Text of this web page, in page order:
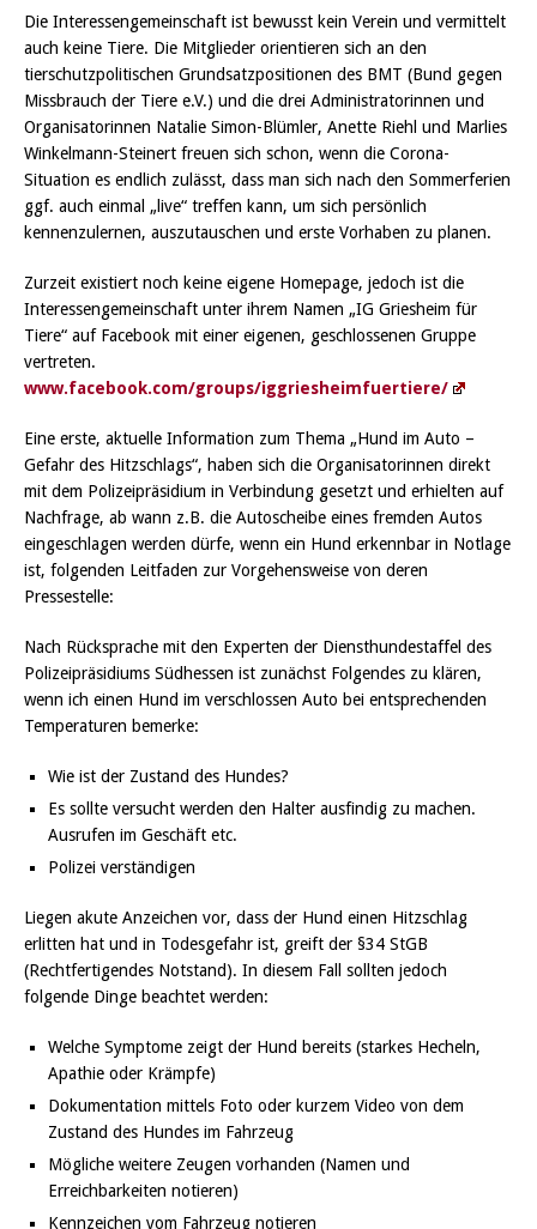
Die Interessengemeinschaft ist bewusst kein Verein und vermittelt
auch keine Tiere. Die Mitglieder orientieren sich an den
tierschutzpolitischen Grundsatzpositionen des BMT (Bund gegen
Missbrauch der Tiere e.V.) und die drei Administratorinnen und
Organisatorinnen Natalie Simon-Blümler, Anette Riehl und Marlies
Winkelmann-Steinert freuen sich schon, wenn die Corona-
Situation es endlich zulässt, dass man sich nach den Sommerferien
ggf. auch einmal „live“ treffen kann, um sich persönlich
kennenzulernen, auszutauschen und erste Vorhaben zu planen.
Zurzeit existiert noch keine eigene Homepage, jedoch ist die
Interessengemeinschaft unter ihrem Namen „IG Griesheim für
Tiere“ auf Facebook mit einer eigenen, geschlossenen Gruppe
vertreten.
www.facebook.com/groups/iggriesheimfuertiere/
Eine erste, aktuelle Information zum Thema „Hund im Auto –
Gefahr des Hitzschlags“, haben sich die Organisatorinnen direkt
mit dem Polizeipräsidium in Verbindung gesetzt und erhielten auf
Nachfrage, ab wann z.B. die Autoscheibe eines fremden Autos
eingeschlagen werden dürfe, wenn ein Hund erkennbar in Notlage
ist, folgenden Leitfaden zur Vorgehensweise von deren
Pressestelle:
Nach Rücksprache mit den Experten der Diensthundestaffel des
Polizeipräsidiums Südhessen ist zunächst Folgendes zu klären,
wenn ich einen Hund im verschlossen Auto bei entsprechenden
Temperaturen bemerke:
Wie ist der Zustand des Hundes?
Es sollte versucht werden den Halter ausfindig zu machen.
Ausrufen im Geschäft etc.
Polizei verständigen
Liegen akute Anzeichen vor, dass der Hund einen Hitzschlag
erlitten hat und in Todesgefahr ist, greift der §34 StGB
(Rechtfertigendes Notstand). In diesem Fall sollten jedoch
folgende Dinge beachtet werden:
Welche Symptome zeigt der Hund bereits (starkes Hecheln,
Apathie oder Krämpfe)
Dokumentation mittels Foto oder kurzem Video von dem
Zustand des Hundes im Fahrzeug
Mögliche weitere Zeugen vorhanden (Namen und
Erreichbarkeiten notieren)
Kennzeichen vom Fahrzeug notieren